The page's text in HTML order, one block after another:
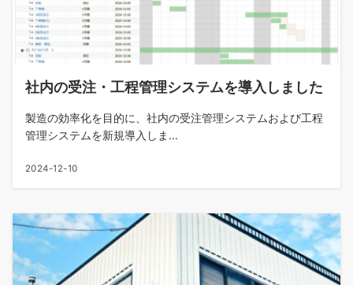
社内の受注・工程管理システムを導入しました
製造の効率化を目的に、社内の受注管理システムおよび工程
管理システムを新規導入しま...
2024-12-10